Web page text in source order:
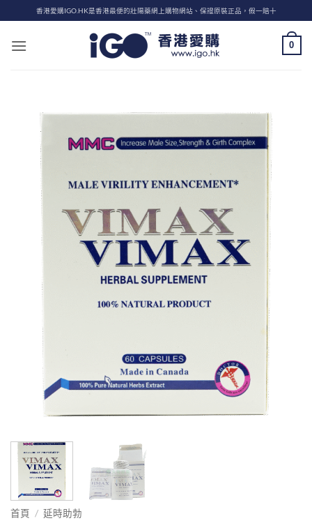
to
content
香港愛購IGO.HK是香港最便的壯陽藥網上購物網站、保證原裝正品，假一賠十
0
首頁 / 延時助勃